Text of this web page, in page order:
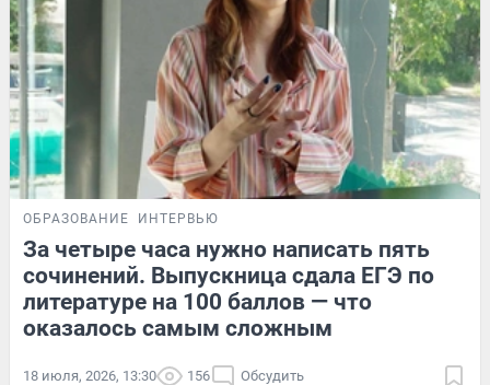
ОБРАЗОВАНИЕ ИНТЕРВЬЮ
За четыре часа нужно написать пять
сочинений. Выпускница сдала ЕГЭ по
литературе на 100 баллов — что
оказалось самым сложным
18 июля, 2026, 13:30 156 Обсудить